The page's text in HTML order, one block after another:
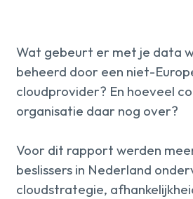
Werken
bij
Mijn
Uniserver
Contact
Wat gebeurt er met je data
beheerd door een niet-
cloudprovider? En hoeveel
organisatie daar nog over?
Voor dit rapport werden
beslissers in Nederland
cloudstrategie,